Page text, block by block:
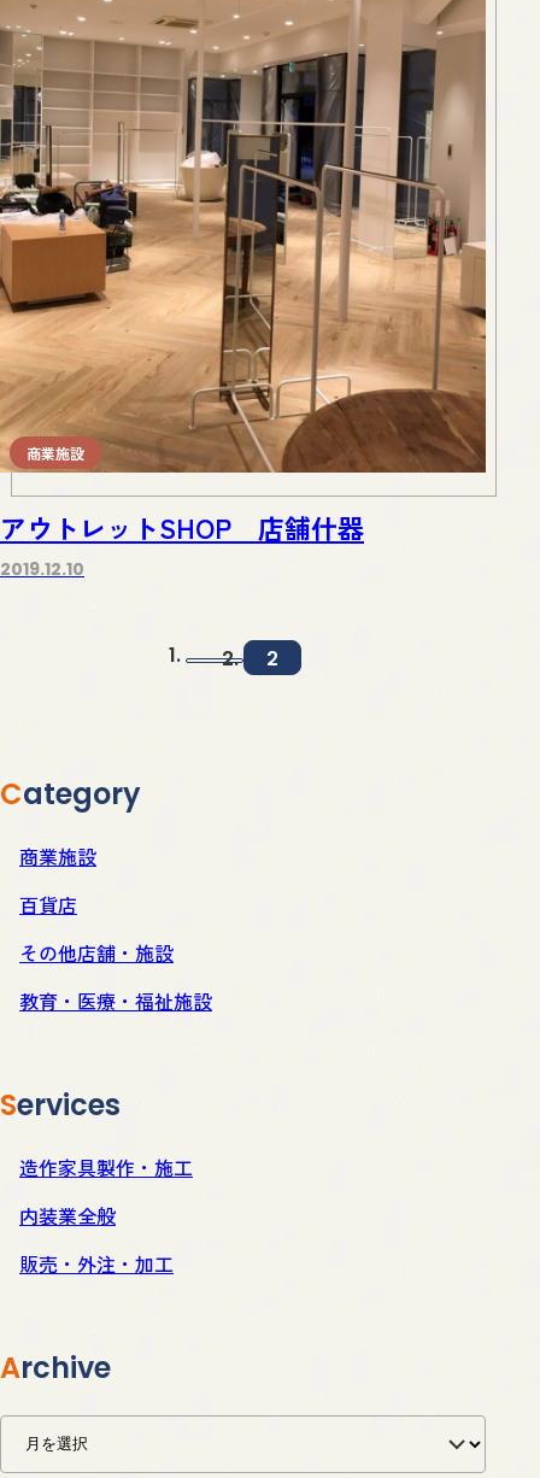
商業施設
アウトレットSHOP 店舗什器
2019.12.10
2
Category
商業施設
百貨店
その他店舗・施設
教育・医療・福祉施設
Services
造作家具製作・施工
内装業全般
販売・外注・加工
Archive